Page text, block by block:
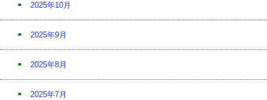
2025年10月
2025年9月
2025年8月
2025年7月